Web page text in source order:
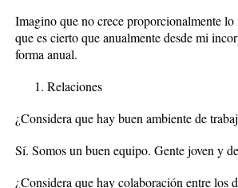
Imagino que no crece proporcionalmente
que es cierto que anualmente desde mi
forma anual.
Relaciones
¿Considera que hay buen ambiente de
Sí. Somos un buen equipo. Gente joven y
¿Considera que hay colaboración entre los